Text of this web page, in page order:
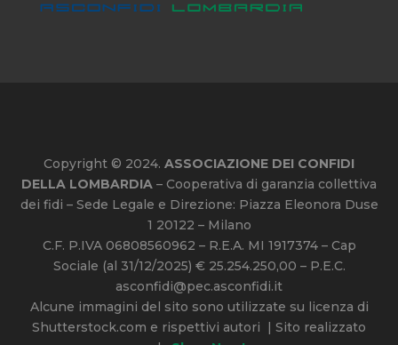
Copyright © 2024. ASSOCIAZIONE DEI CONFIDI
DELLA LOMBARDIA – Cooperativa di garanzia collettiva
dei fidi – Sede Legale e Direzione: Piazza Eleonora Duse
1 20122 – Milano
C.F. P.IVA 06808560962 – R.E.A. MI 1917374 – Cap
Sociale (al 31/12/2025) € 25.254.250,00 – P.E.C.
asconfidi@pec.asconfidi.it
Alcune immagini del sito sono utilizzate su licenza di
Shutterstock.com e rispettivi autori | Sito realizzato